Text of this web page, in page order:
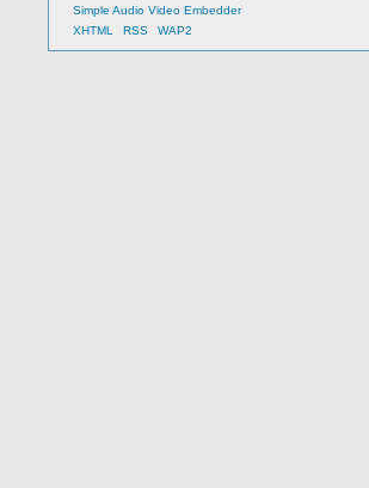
Simple Audio Video Embedder
XHTML
RSS WAP2